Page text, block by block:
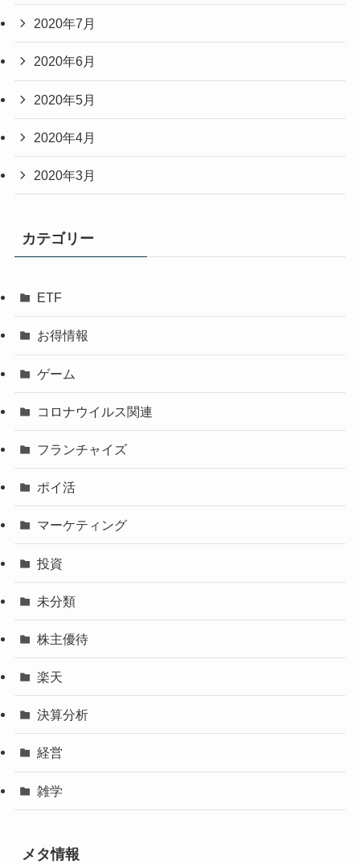
2020年7月
2020年6月
2020年5月
2020年4月
2020年3月
カテゴリー
ETF
お得情報
ゲーム
コロナウイルス関連
フランチャイズ
ポイ活
マーケティング
投資
未分類
株主優待
楽天
決算分析
経営
雑学
メタ情報